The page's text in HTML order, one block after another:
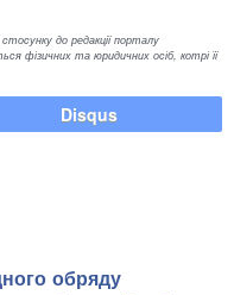
до редакції порталу
фізичних та юридичних осіб, котрі її
Disqus
обряду